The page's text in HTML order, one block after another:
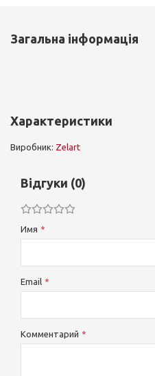
Загальна інформація
Характеристики
Виробник: Zelart
Відгуки (0)
Имя
Email
Комментарий